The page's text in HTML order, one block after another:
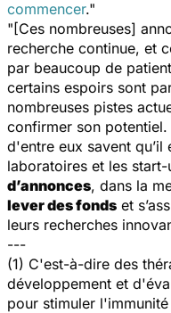
commencer."
"[Ces nombreuses]
recherche continue, et
par beaucoup de
certains espoirs sont
nombreuses pistes
confirmer son
d'entre eux savent
laboratoires et les
d’annonces, dans la
lever des fonds et
leurs recherches
---
(1) C'est-à-dire des
développement et
pour stimuler